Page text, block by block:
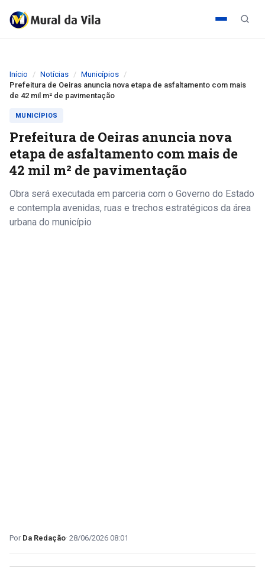
Início Notícias
Municípios
Prefeitura de Oeiras anuncia nova etapa de asfaltamento com mais
de 42 mil m² de pavimentação
MUNICÍPIOS
Prefeitura de Oeiras anuncia nova
etapa de asfaltamento com mais de
42 mil m² de pavimentação
Obra será executada em parceria com o Governo do Estado
e contempla avenidas, ruas e trechos estratégicos da área
urbana do município
Da Redação 28/06/2026 08:01